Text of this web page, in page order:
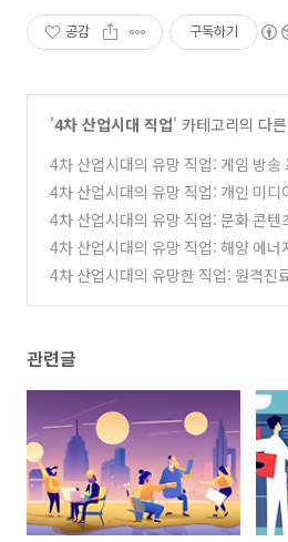
공감 구독하기
'4차 산업시대 직업' 카테고리의 다
4차 산업시대의 유망 직업: 게임 방송
(0)
4차 산업시대의 유망 직업: 개인 미디
제작자 (2)
4차 산업시대의 유망 직업: 문화 콘텐
(0)
4차 산업시대의 유망 직업: 해양 에너
(0)
4차 산업시대의 유망한 직업: 원격진
관련글